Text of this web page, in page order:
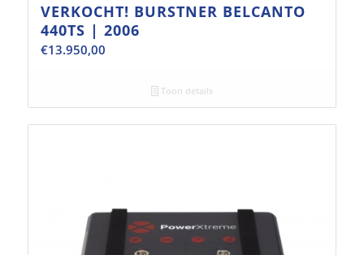
VERKOCHT! BURSTNER BELCANTO
440TS | 2006
€13.950,00
Toon details